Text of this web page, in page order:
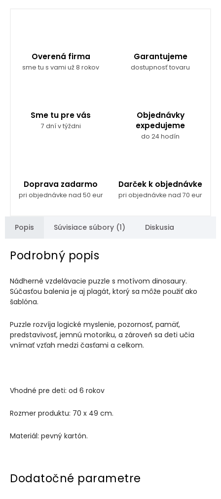
Overená firma
sme tu s vami už 8 rokov
Garantujeme
dostupnosť tovaru
Sme tu pre vás
7 dní v týždni
Objednávky
expedujeme
do 24 hodín
Doprava zadarmo
pri objednávke nad 50 eur
Darček k objednávke
pri objednávke nad 70 eur
Popis Súvisiace súbory (1) Diskusia
Podrobný popis
Nádherné vzdelávacie puzzle s motívom dinosaury.
Súčasťou balenia je aj plagát, ktorý sa môže použiť ako
šablóna.
Puzzle rozvíja logické myslenie, pozornosť, pamäť,
predstavivosť, jemnú motoriku, a zároveň sa deti učia
vnímať vzťah medzi časťami a celkom.
Vhodné pre deti: od 6 rokov
Rozmer produktu: 70 x 49 cm.
Materiál: pevný kartón.
Dodatočné parametre